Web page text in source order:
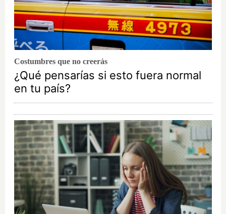
Costumbres que no creerás
¿Qué pensarías si esto fuera normal
en tu país?